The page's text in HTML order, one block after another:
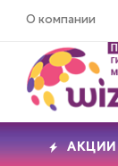
О компании
АКЦИИ